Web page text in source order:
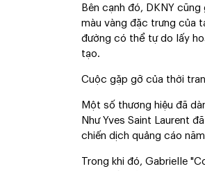
Bên cạnh đó, DKNY
màu vàng đặc trưng của
đường có thể tự do lấy
tạo.
Cuộc gặp gỡ của thời
Một số thương hiệu đã
Như Yves Saint Laurent
chiến dịch quảng cáo
Trong khi đó, Gabrielle